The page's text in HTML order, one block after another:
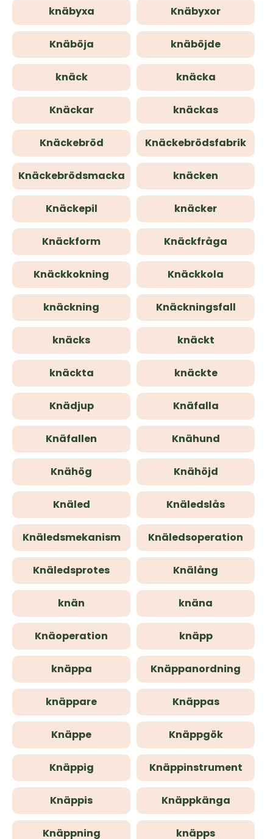
knäbyxa Knäbyxor
Knäböja knäböjde
knäck knäcka
Knäckar knäckas
Knäckebröd Knäckebrödsfabrik
Knäckebrödsmacka knäcken
Knäckepil knäcker
Knäckform Knäckfråga
Knäckkokning Knäckkola
knäckning Knäckningsfall
knäcks knäckt
knäckta knäckte
Knädjup Knäfalla
Knäfallen Knähund
Knähög Knähöjd
Knäled Knäledslås
Knäledsmekanism Knäledsoperation
Knäledsprotes Knälång
knän knäna
Knäoperation knäpp
knäppa Knäppanordning
knäppare Knäppas
Knäppe Knäppgök
Knäppig Knäppinstrument
Knäppis Knäppkänga
Knäppning knäpps